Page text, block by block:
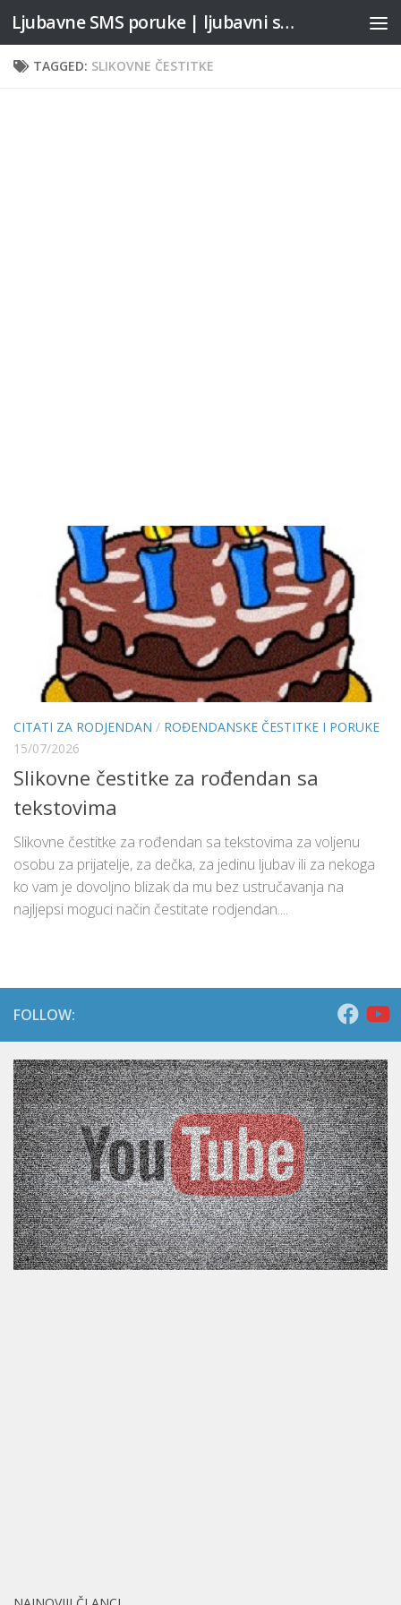
Skip to content Ljubavne SMS poruke | ljubavni stihovi
TAGGED: SLIKOVNE ČESTITKE
CITATI ZA RODJENDAN / ROĐENDANSKE ČESTITKE I PORUKE
15/07/2026
Slikovne čestitke za rođendan sa
tekstovima
Slikovne čestitke za rođendan sa tekstovima za voljenu
osobu za prijatelje, za dečka, za jedinu ljubav ili za nekoga
ko vam je dovoljno blizak da mu bez ustručavanja na
najljepsi moguci način čestitate rodjendan....
FOLLOW: